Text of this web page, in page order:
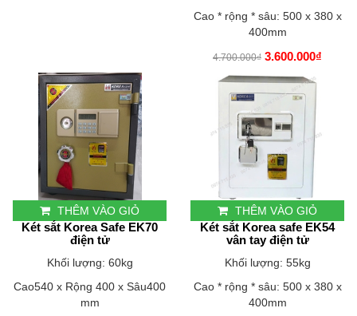
Cao * rộng * sâu: 500 x 380 x
400mm
4.700.000₫ 3.600.000₫
THÊM VÀO GIỎ
Két sắt Korea Safe EK70
điện tử
Khối lượng: 60kg
Cao540 x Rộng 400 x Sâu400
mm
THÊM VÀO GIỎ
Két sắt Korea safe EK54
vân tay điện tử
Khối lượng: 55kg
Cao * rộng * sâu: 500 x 380 x
400mm